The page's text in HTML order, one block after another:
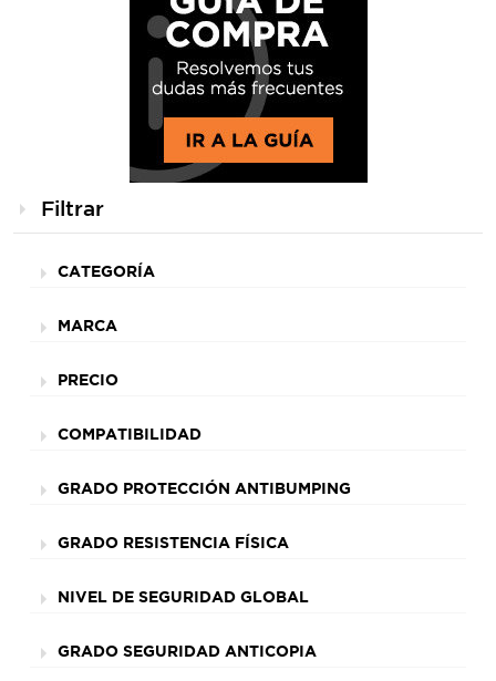
Filtrar
CATEGORÍA
MARCA
PRECIO
COMPATIBILIDAD
GRADO PROTECCIÓN ANTIBUMPING
GRADO RESISTENCIA FÍSICA
NIVEL DE SEGURIDAD GLOBAL
GRADO SEGURIDAD ANTICOPIA